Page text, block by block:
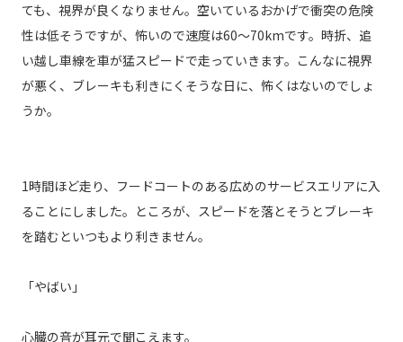
ても、視界が良くなりません。空いているおかげで衝突の危険
性は低そうですが、怖いので速度は60〜70kmです。時折、追
い越し車線を車が猛スピードで走っていきます。こんなに視界
が悪く、ブレーキも利きにくそうな日に、怖くはないのでしょ
うか。
1時間ほど走り、フードコートのある広めのサービスエリアに入
ることにしました。ところが、スピードを落とそうとブレーキ
を踏むといつもより利きません。
「やばい」
心臓の音が耳元で聞こえます。